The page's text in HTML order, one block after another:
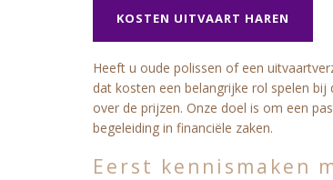
KOSTEN UITVAART HAREN
Heeft u oude polissen of een
dat kosten een belangrijke rol spelen
over de prijzen. Onze doel is om een
begeleiding in financiële zaken.
Eerst kennismaken